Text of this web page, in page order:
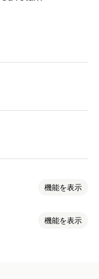
機能を表示
機能を表示